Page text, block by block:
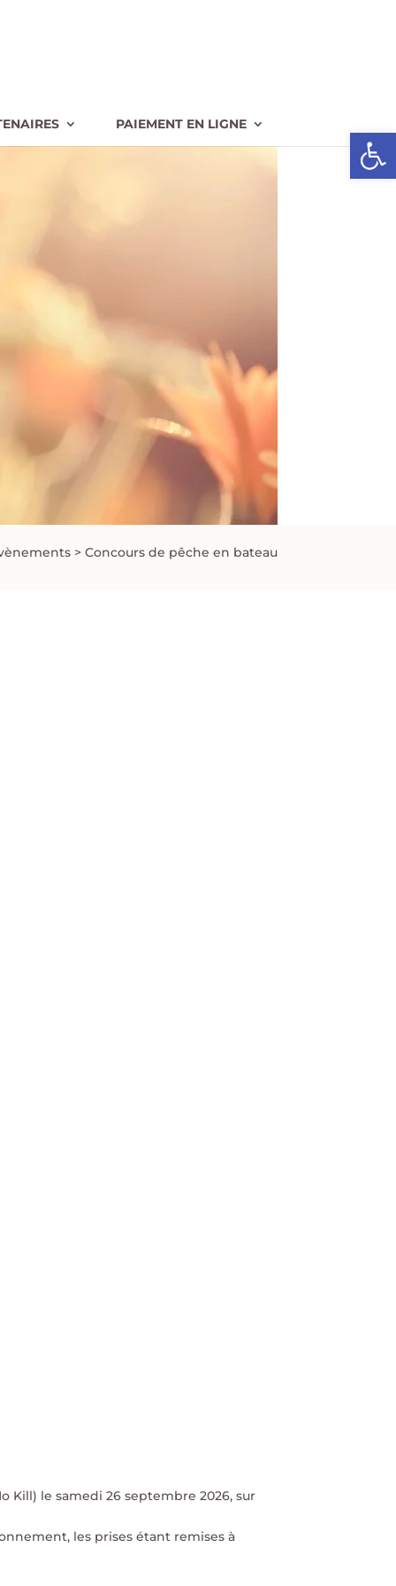
Ouvrir
PAIEMENT EN LIGNE
> Concours de pêche en bateau
Kill) le samedi 26 septembre 2026, sur
les prises étant remises à